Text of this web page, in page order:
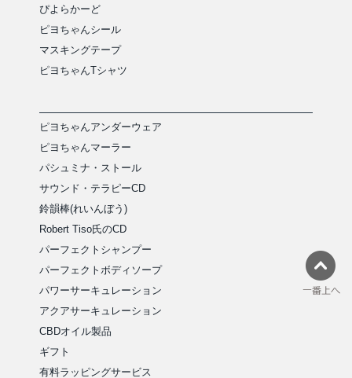
ぴよらかーど
ピヨちゃんシール
マスキングテープ
ピヨちゃんTシャツ
ピヨちゃんアンダーウェア
ピヨちゃんマーラー
パシュミナ・ストール
サウンド・テラピーCD
鈴韻棒(れいんぼう)
Robert Tiso氏のCD
パーフェクトシャンプー
パーフェクトボディソープ
パワーサーキュレーション
アクアサーキュレーション
CBDオイル製品
ギフト
有料ラッピングサービス